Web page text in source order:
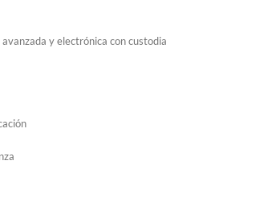
y electrónica con custodia